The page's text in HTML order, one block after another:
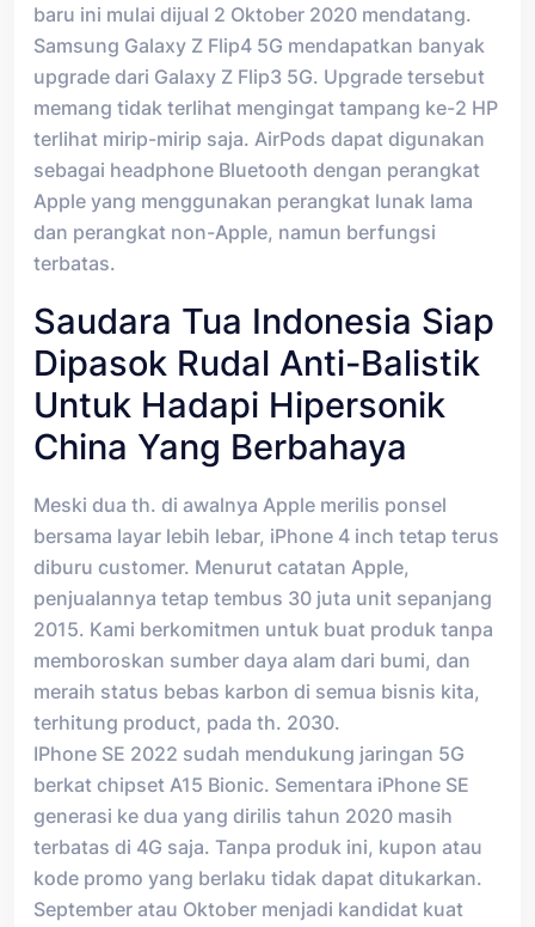
baru ini mulai dijual 2 Oktober 2020 mendatang.
Samsung Galaxy Z Flip4 5G mendapatkan banyak
upgrade dari Galaxy Z Flip3 5G. Upgrade tersebut
memang tidak terlihat mengingat tampang ke-2 HP
terlihat mirip-mirip saja. AirPods dapat digunakan
sebagai headphone Bluetooth dengan perangkat
Apple yang menggunakan perangkat lunak lama
dan perangkat non-Apple, namun berfungsi
terbatas.
Saudara Tua Indonesia Siap
Dipasok Rudal Anti-Balistik
Untuk Hadapi Hipersonik
China Yang Berbahaya
Meski dua th. di awalnya Apple merilis ponsel
bersama layar lebih lebar, iPhone 4 inch tetap terus
diburu customer. Menurut catatan Apple,
penjualannya tetap tembus 30 juta unit sepanjang
2015. Kami berkomitmen untuk buat produk tanpa
memboroskan sumber daya alam dari bumi, dan
meraih status bebas karbon di semua bisnis kita,
terhitung product, pada th. 2030.
IPhone SE 2022 sudah mendukung jaringan 5G
berkat chipset A15 Bionic. Sementara iPhone SE
generasi ke dua yang dirilis tahun 2020 masih
terbatas di 4G saja. Tanpa produk ini, kupon atau
kode promo yang berlaku tidak dapat ditukarkan.
September atau Oktober menjadi kandidat kuat